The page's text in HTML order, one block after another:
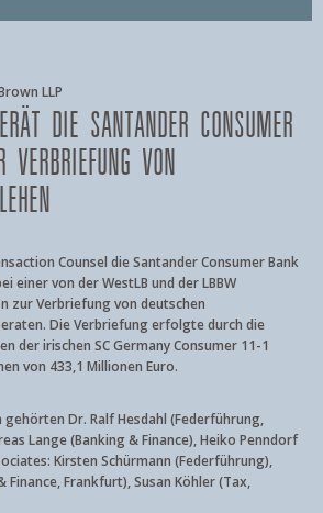
LLP
DIE SANTANDER CONSUMER
VON
Counsel die Santander Consumer Bank
einer von der WestLB und der LBBW
zur Verbriefung von deutschen
Die Verbriefung erfolgte durch die
der irischen SC Germany Consumer 11-1
von 433,1 Millionen Euro.
gehörten Dr. Ralf Hesdahl (Federführung,
Lange (Banking & Finance), Heiko Penndorf
Kirsten Schürmann (Federführung),
Finance, Frankfurt), Susan Köhler (Tax,